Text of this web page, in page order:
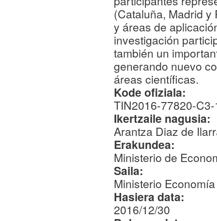
(Cataluña, Madrid
y áreas de
investigación
también un
generando nuevo
áreas científicas.
Kode ofiziala:
TIN2016-77820-
Ikertzaile nagusia:
Arantza Diaz de
Erakundea:
Ministerio de
Saila:
Ministerio
Hasiera data:
2016/12/30